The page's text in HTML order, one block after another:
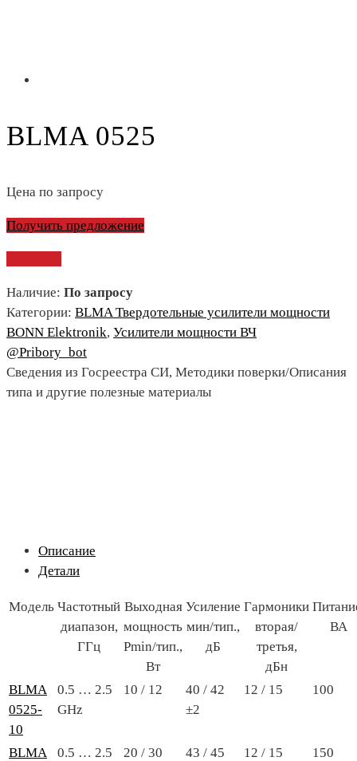
BLMA 0525
Цена по запросу
Получить предложение
Наличие: По запросу
Категории: BLMA Твердотельные усилители мощности
BONN Elektronik, Усилители мощности ВЧ
@Pribory_bot
Сведения из Госреестра СИ, Методики поверки/Описания
типа и другие полезные материалы
Описание
Детали
Модель Частотный
диапазон,
ГГц
Выходная
мощность
Pmin/тип.,
Вт
Усиление
мин/тип.,
дБ
Гармоники
вторая/
третья,
дБн
ВА
BLMA
0525-
10
0.5 … 2.5
GHz
10 / 12
40 / 42
±2
12 / 15 100
BLMA
0.5 … 2.5
20 / 30
43 / 45
12 / 15 150